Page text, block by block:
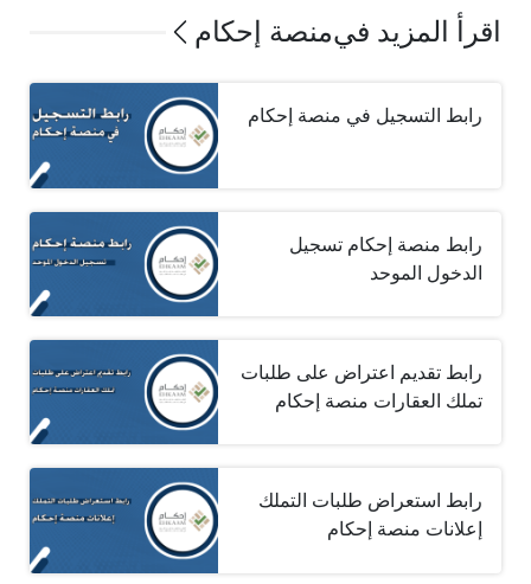
اقرأ المزيد فيمنصة إحكام
رابط التسجيل في منصة إحكام
رابط منصة إحكام تسجيل
الدخول الموحد
رابط تقديم اعتراض على طلبات
تملك العقارات منصة إحكام
رابط استعراض طلبات التملك
إعلانات منصة إحكام